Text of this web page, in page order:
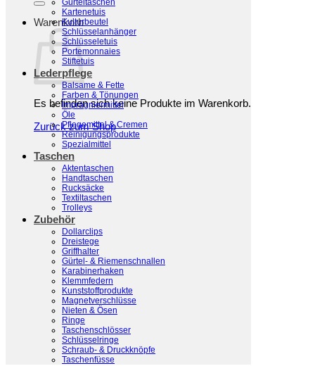
Warenkorb
Es befinden sich keine Produkte im Warenkorb.
Zurück zum Shop
Gürteltaschen
Kartenetuis
Kulturbeutel
Schlüsselanhänger
Schlüsseletuis
Portemonnaies
Stiftetuis
Lederpflege
Balsame & Fette
Farben & Tönungen
Imprägniermittel
Öle
Pflegemittel & Cremen
Reinigungsprodukte
Spezialmittel
Taschen
Aktentaschen
Handtaschen
Rucksäcke
Textiltaschen
Trolleys
Zubehör
Dollarclips
Dreistege
Griffhalter
Gürtel- & Riemenschnallen
Karabinerhaken
Klemmfedern
Kunststoffprodukte
Magnetverschlüsse
Nieten & Ösen
Ringe
Taschenschlösser
Schlüsselringe
Schraub- & Druckknöpfe
Taschenfüsse